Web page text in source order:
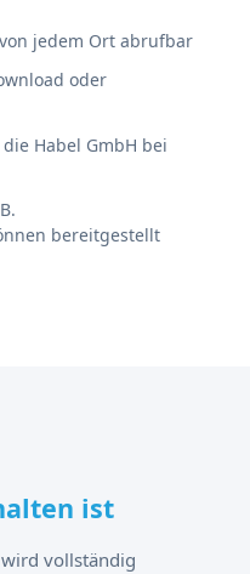
jedem Ort abrufbar
oder
Habel GmbH bei
bereitgestellt
ist
vollständig